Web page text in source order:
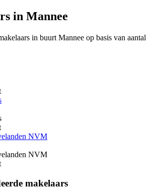
in Mannee
in buurt Mannee op basis van aantal
NVM
NVM
makelaars